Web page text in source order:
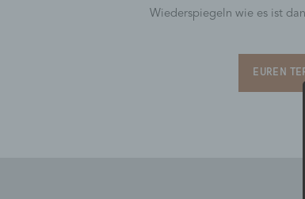
Wiederspiegeln wie es ist
EUREN